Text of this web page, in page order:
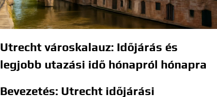
Utrecht városkalauz: Időjárás és
legjobb utazási idő hónapról hónapra
Bevezetés: Utrecht időjárási